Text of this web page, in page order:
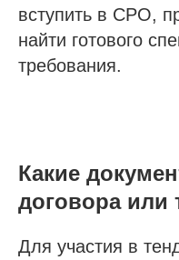
вступить в СРО,
найти готового
требования.
Какие
договора или
Для участия в